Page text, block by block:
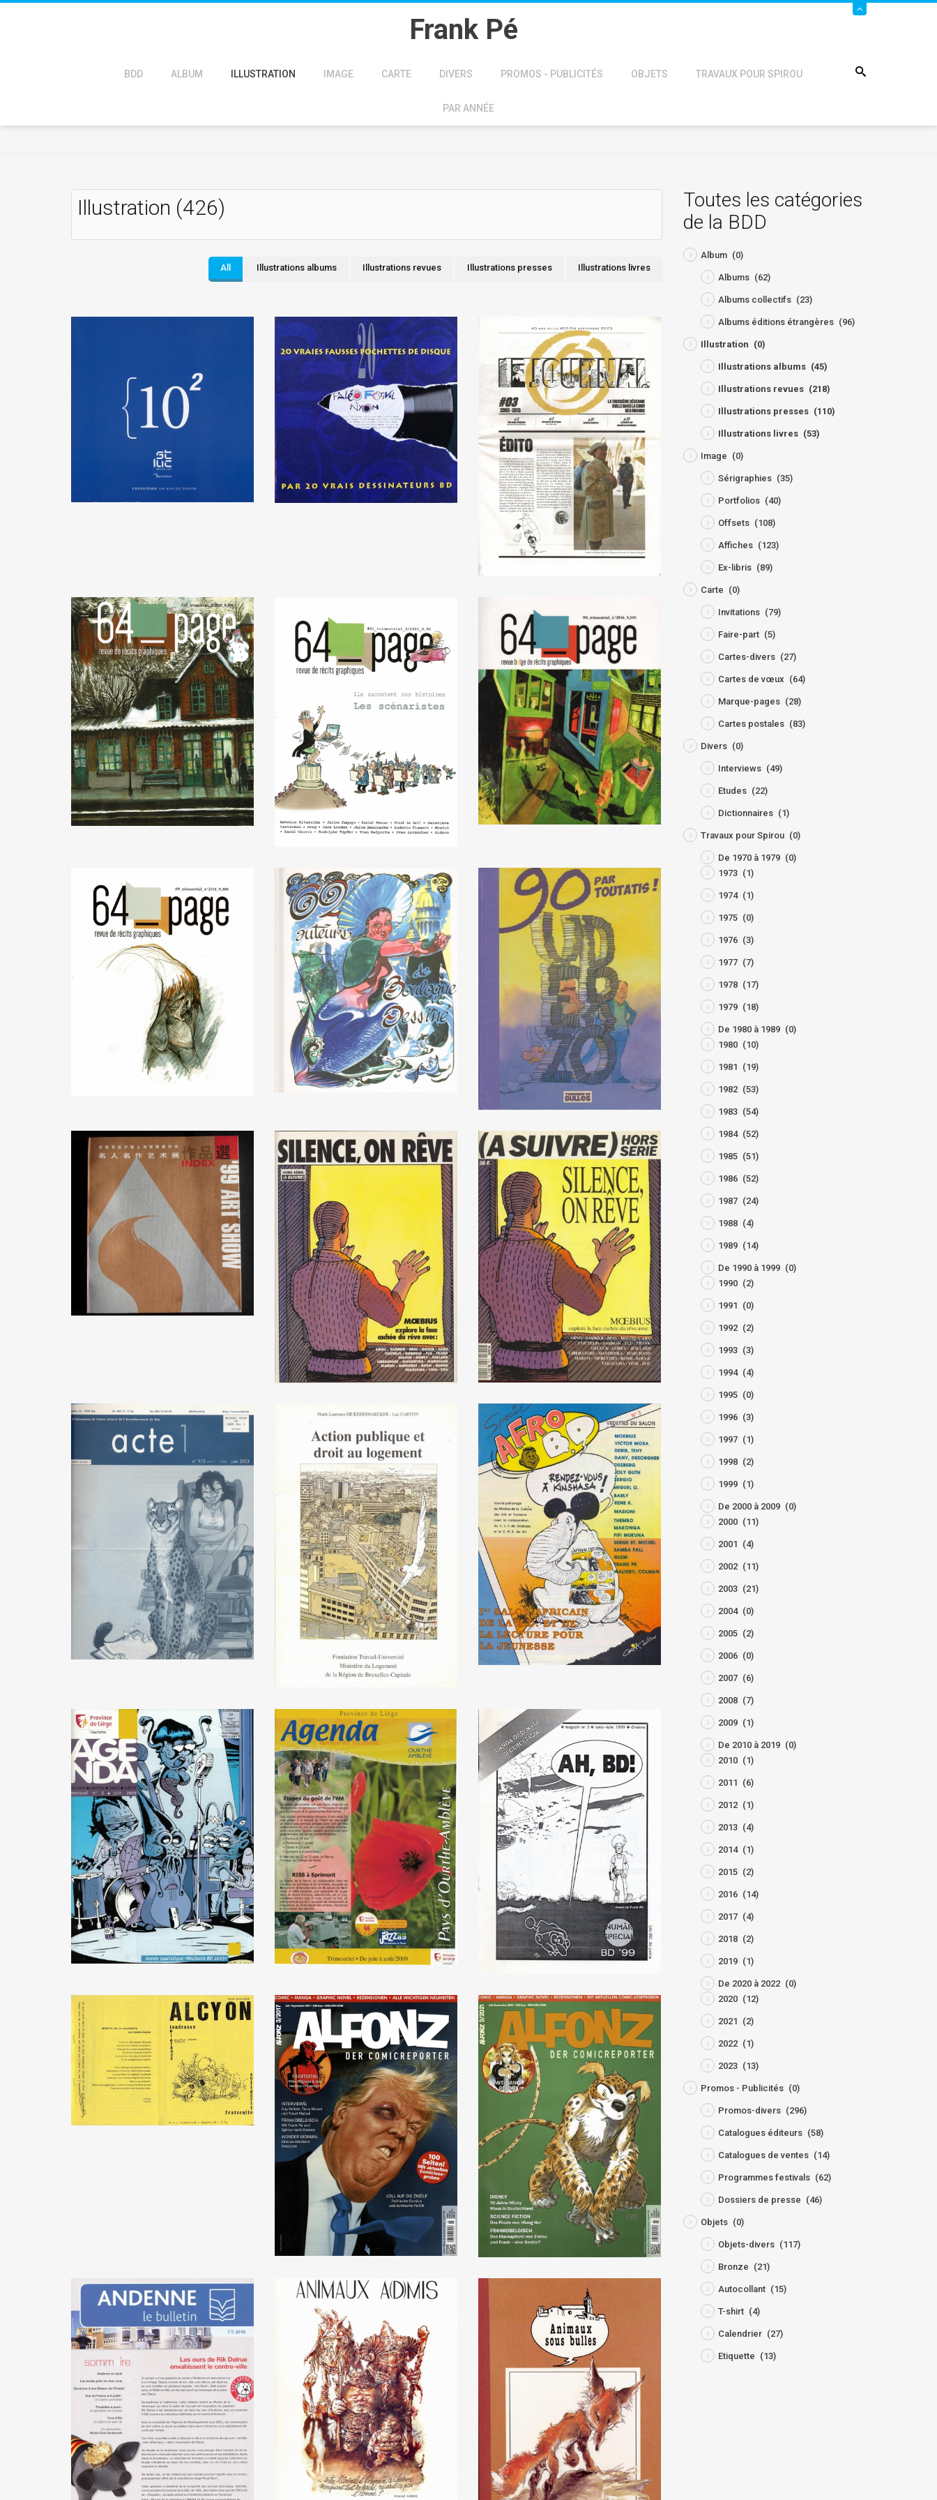
Frank Pé
BDD ALBUM ILLUSTRATION IMAGE CARTE DIVERS PROMOS - PUBLICITÉS OBJETS TRAVAUX POUR SPIROU
PAR ANNÉE
Illustration (426)
All Illustrations albums Illustrations revues Illustrations presses Illustrations livres
Toutes les catégories
de la BDD
Album (0)
Albums (62)
Albums collectifs (23)
Albums éditions étrangères (96)
Illustration (0)
Illustrations albums (45)
Illustrations revues (218)
Illustrations presses (110)
Illustrations livres (53)
Image (0)
Sérigraphies (35)
Portfolios (40)
Offsets (108)
Affiches (123)
Ex-libris (89)
Carte (0)
Invitations (79)
Faire-part (5)
Cartes-divers (27)
Cartes de vœux (64)
Marque-pages (28)
Cartes postales (83)
Divers (0)
Interviews (49)
Etudes (22)
Dictionnaires (1)
Travaux pour Spirou (0)
De 1970 à 1979 (0)
1973 (1)
1974 (1)
1975 (0)
1976 (3)
1977 (7)
1978 (17)
1979 (18)
De 1980 à 1989 (0)
1980 (10)
1981 (19)
1982 (53)
1983 (54)
1984 (52)
1985 (51)
1986 (52)
1987 (24)
1988 (4)
1989 (14)
De 1990 à 1999 (0)
1990 (2)
1991 (0)
1992 (2)
1993 (3)
1994 (4)
1995 (0)
1996 (3)
1997 (1)
1998 (2)
1999 (1)
De 2000 à 2009 (0)
2000 (11)
2001 (4)
2002 (11)
2003 (21)
2004 (0)
2005 (2)
2006 (0)
2007 (6)
2008 (7)
2009 (1)
De 2010 à 2019 (0)
2010 (1)
2011 (6)
2012 (1)
2013 (4)
2014 (1)
2015 (2)
2016 (14)
2017 (4)
2018 (2)
2019 (1)
De 2020 à 2022 (0)
2020 (12)
2021 (2)
2022 (1)
2023 (13)
Promos - Publicités (0)
Promos-divers (296)
Catalogues éditeurs (58)
Catalogues de ventes (14)
Programmes festivals (62)
Dossiers de presse (46)
Objets (0)
Objets-divers (117)
Bronze (21)
Autocollant (15)
T-shirt (4)
Calendrier (27)
Etiquette (13)